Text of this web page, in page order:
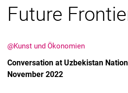
Future
@Kunst und Ökonomien
Conversation at Uzbekistan
November 2022